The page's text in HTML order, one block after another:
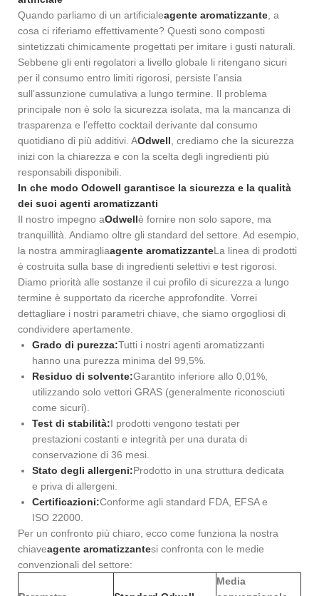
Quando parliamo di un artificialeagente aromatizzante, a
cosa ci riferiamo effettivamente? Questi sono composti
sintetizzati chimicamente progettati per imitare i gusti naturali.
Sebbene gli enti regolatori a livello globale li ritengano sicuri
per il consumo entro limiti rigorosi, persiste l’ansia
sull’assunzione cumulativa a lungo termine. Il problema
principale non è solo la sicurezza isolata, ma la mancanza di
trasparenza e l’effetto cocktail derivante dal consumo
quotidiano di più additivi. AOdwell, crediamo che la sicurezza
inizi con la chiarezza e con la scelta degli ingredienti più
responsabili disponibili.
In che modo Odowell garantisce la sicurezza e la qualità
dei suoi agenti aromatizzanti
Il nostro impegno aOdwellè fornire non solo sapore, ma
tranquillità. Andiamo oltre gli standard del settore. Ad esempio,
la nostra ammiragliaagente aromatizzanteLa linea di prodotti
è costruita sulla base di ingredienti selettivi e test rigorosi.
Diamo priorità alle sostanze il cui profilo di sicurezza a lungo
termine è supportato da ricerche approfondite. Vorrei
dettagliare i nostri parametri chiave, che siamo orgogliosi di
condividere apertamente.
Grado di purezza:Tutti i nostri agenti aromatizzanti
hanno una purezza minima del 99,5%.
Residuo di solvente:Garantito inferiore allo 0,01%,
utilizzando solo vettori GRAS (generalmente riconosciuti
come sicuri).
Test di stabilità:I prodotti vengono testati per
prestazioni costanti e integrità per una durata di
conservazione di 36 mesi.
Stato degli allergeni:Prodotto in una struttura dedicata
e priva di allergeni.
Certificazioni:Conforme agli standard FDA, EFSA e
ISO 22000.
Per un confronto più chiaro, ecco come funziona la nostra
chiaveagente aromatizzantesi confronta con le medie
convenzionali del settore:
Media